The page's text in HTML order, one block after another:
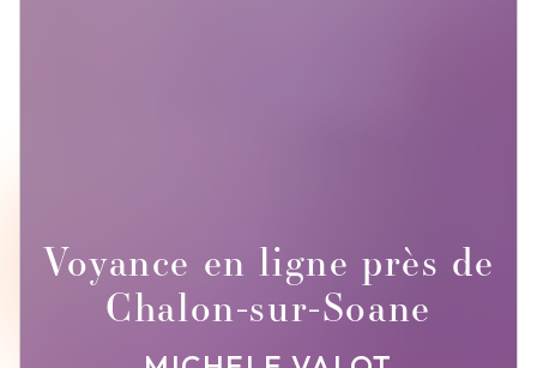
Voyance en ligne près de
Chalon-sur-Soane